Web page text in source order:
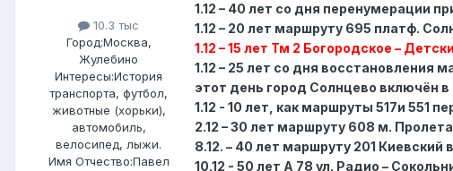
10.3 тыс
Город:Москва,
Жулебино
Интересы:История
транспорта, футбол,
животные (хорьки),
автомобиль,
велосипед, лыжи.
Имя Отчество:Павел
1.12 – 40 лет со дня перенумерации
1.12 – 20 лет маршруту 695 платф.
1.12 – 15 лет Тм 2 Богородское –
1.12 – 25 лет со дня
этот день город Солнцево включён
1.12 - 10 лет, как маршруты 517и 551
2.12 – 30 лет маршруту 608 м.
8.12. – 40 лет маршруту 201 Киевский
10.12 - 50 лет А 78 ул. Радио –